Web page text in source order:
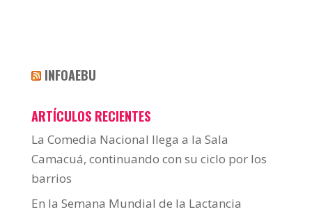
INFOAEBU
ARTÍCULOS RECIENTES
La Comedia Nacional llega a la Sala
Camacuá, continuando con su ciclo por los
barrios
En la Semana Mundial de la Lactancia